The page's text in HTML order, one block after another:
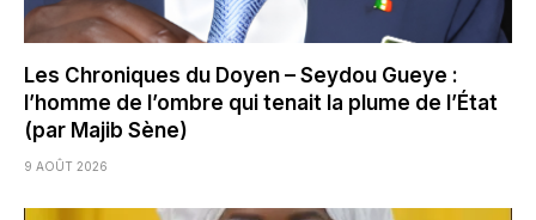
Les Chroniques du Doyen – Seydou Gueye :
l’homme de l’ombre qui tenait la plume de l’État
(par Majib Sène)
9 AOÛT 2026